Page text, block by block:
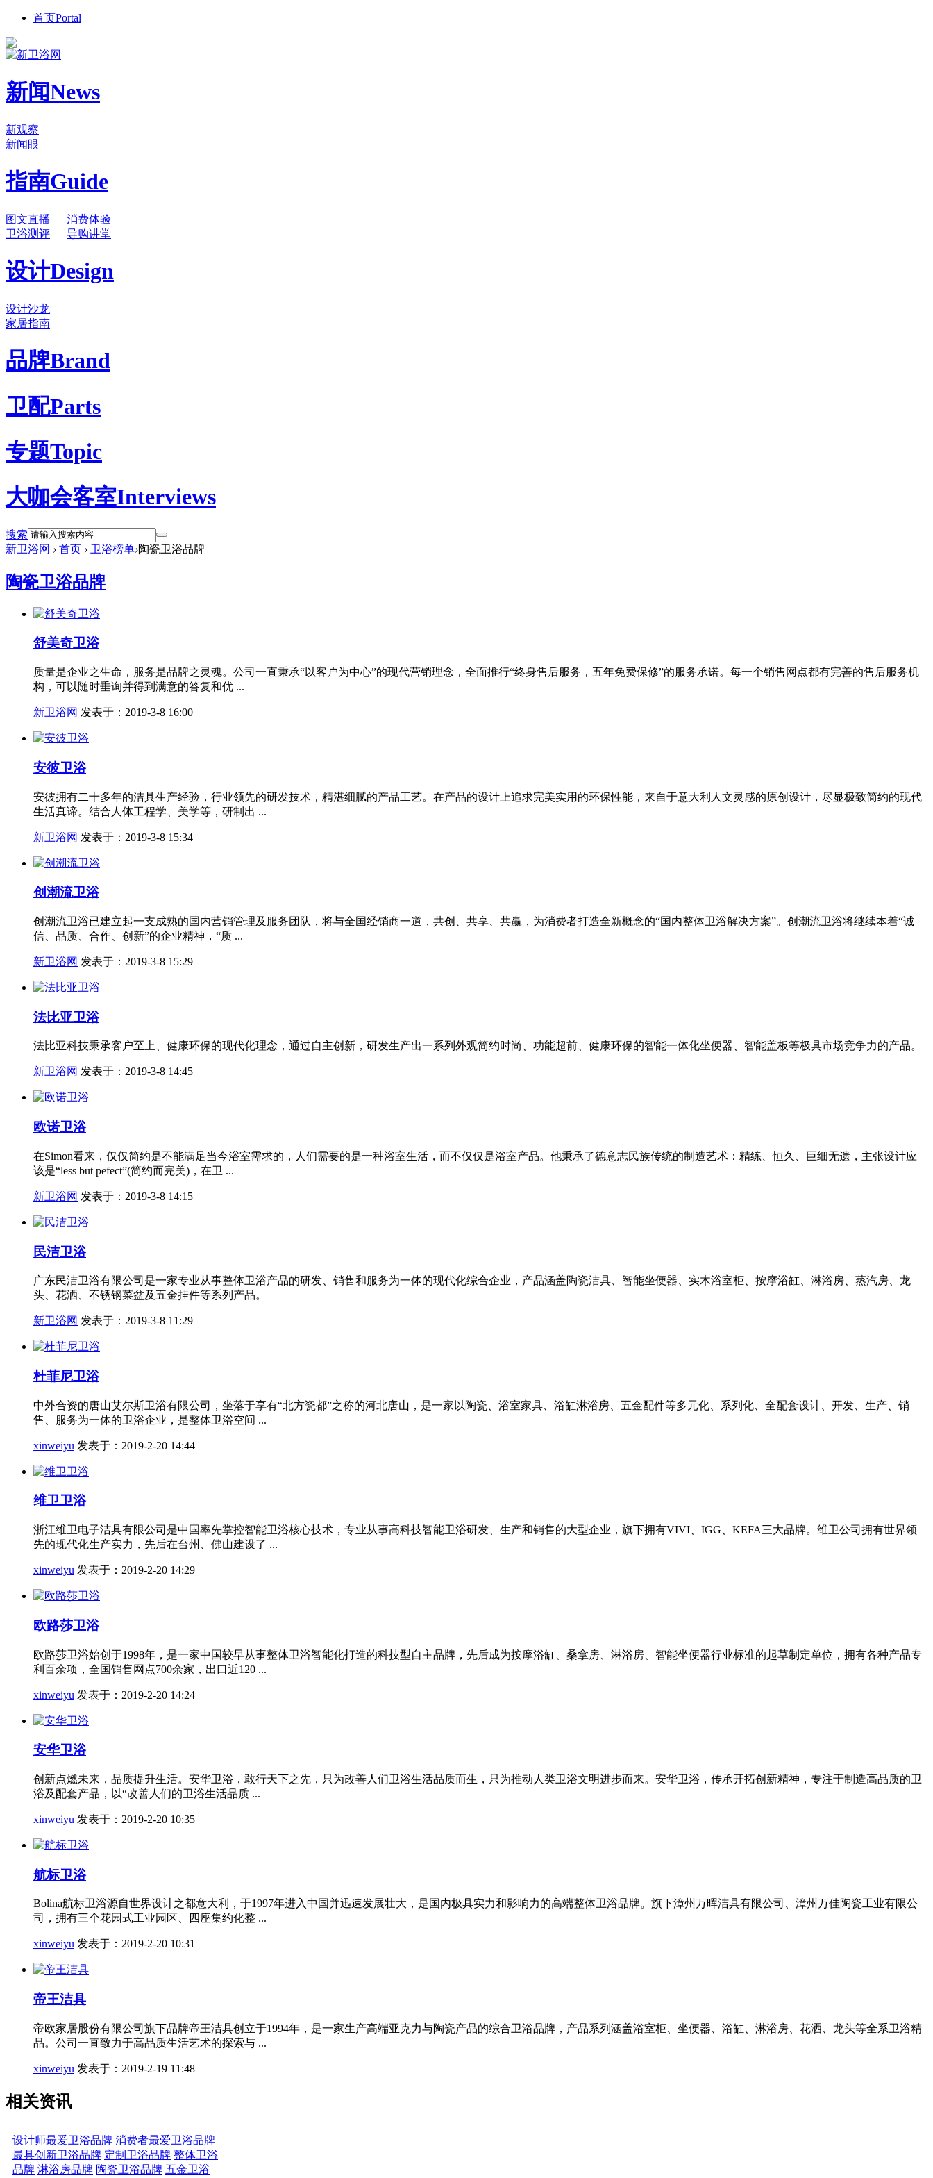
首页Portal
新闻News
新观察
新闻眼
指南Guide
图文直播
消费体验
卫浴测评
导购讲堂
设计Design
设计沙龙
家居指南
品牌Brand
卫配Parts
专题Topic
大咖会客室Interviews
搜索
新卫浴网 › 首页 › 卫浴榜单›陶瓷卫浴品牌
陶瓷卫浴品牌
舒美奇卫浴
质量是企业之生命，服务是品牌之灵魂。公司一直秉承“以客户为中心”的现代营销理念，全面推行“终身售后服务，五年免费保修”的服务承诺。每一个销售网点都有完善的售后服务机
构，可以随时垂询并得到满意的答复和优 ...
新卫浴网 发表于：2019-3-8 16:00
安彼卫浴
安彼拥有二十多年的洁具生产经验，行业领先的研发技术，精湛细腻的产品工艺。在产品的设计上追求完美实用的环保性能，来自于意大利人文灵感的原创设计，尽显极致简约的现代
生活真谛。结合人体工程学、美学等，研制出 ...
新卫浴网 发表于：2019-3-8 15:34
创潮流卫浴
创潮流卫浴已建立起一支成熟的国内营销管理及服务团队，将与全国经销商一道，共创、共享、共赢，为消费者打造全新概念的“国内整体卫浴解决方案”。创潮流卫浴将继续本着“诚
信、品质、合作、创新”的企业精神，“质 ...
新卫浴网 发表于：2019-3-8 15:29
法比亚卫浴
法比亚科技秉承客户至上、健康环保的现代化理念，通过自主创新，研发生产出一系列外观简约时尚、功能超前、健康环保的智能一体化坐便器、智能盖板等极具市场竞争力的产品。
新卫浴网 发表于：2019-3-8 14:45
欧诺卫浴
在Simon看来，仅仅简约是不能满足当今浴室需求的，人们需要的是一种浴室生活，而不仅仅是浴室产品。他秉承了德意志民族传统的制造艺术：精练、恒久、巨细无遗，主张设计应
该是“less but pefect”(简约而完美)，在卫 ...
新卫浴网 发表于：2019-3-8 14:15
民洁卫浴
广东民洁卫浴有限公司是一家专业从事整体卫浴产品的研发、销售和服务为一体的现代化综合企业，产品涵盖陶瓷洁具、智能坐便器、实木浴室柜、按摩浴缸、淋浴房、蒸汽房、龙
头、花洒、不锈钢菜盆及五金挂件等系列产品。
新卫浴网 发表于：2019-3-8 11:29
杜菲尼卫浴
中外合资的唐山艾尔斯卫浴有限公司，坐落于享有“北方瓷都”之称的河北唐山，是一家以陶瓷、浴室家具、浴缸淋浴房、五金配件等多元化、系列化、全配套设计、开发、生产、销
售、服务为一体的卫浴企业，是整体卫浴空间 ...
xinweiyu 发表于：2019-2-20 14:44
维卫卫浴
浙江维卫电子洁具有限公司是中国率先掌控智能卫浴核心技术，专业从事高科技智能卫浴研发、生产和销售的大型企业，旗下拥有VIVI、IGG、KEFA三大品牌。维卫公司拥有世界领
先的现代化生产实力，先后在台州、佛山建设了 ...
xinweiyu 发表于：2019-2-20 14:29
欧路莎卫浴
欧路莎卫浴始创于1998年，是一家中国较早从事整体卫浴智能化打造的科技型自主品牌，先后成为按摩浴缸、桑拿房、淋浴房、智能坐便器行业标准的起草制定单位，拥有各种产品专
利百余项，全国销售网点700余家，出口近120 ...
xinweiyu 发表于：2019-2-20 14:24
安华卫浴
创新点燃未来，品质提升生活。安华卫浴，敢行天下之先，只为改善人们卫浴生活品质而生，只为推动人类卫浴文明进步而来。安华卫浴，传承开拓创新精神，专注于制造高品质的卫
浴及配套产品，以“改善人们的卫浴生活品质 ...
xinweiyu 发表于：2019-2-20 10:35
航标卫浴
Bolina航标卫浴源自世界设计之都意大利，于1997年进入中国并迅速发展壮大，是国内极具实力和影响力的高端整体卫浴品牌。旗下漳州万晖洁具有限公司、漳州万佳陶瓷工业有限公
司，拥有三个花园式工业园区、四座集约化整 ...
xinweiyu 发表于：2019-2-20 10:31
帝王洁具
帝欧家居股份有限公司旗下品牌帝王洁具创立于1994年，是一家生产高端亚克力与陶瓷产品的综合卫浴品牌，产品系列涵盖浴室柜、坐便器、浴缸、淋浴房、花洒、龙头等全系卫浴精
品。公司一直致力于高品质生活艺术的探索与 ...
xinweiyu 发表于：2019-2-19 11:48
相关资讯
设计师最爱卫浴品牌 消费者最爱卫浴品牌
最具创新卫浴品牌 定制卫浴品牌 整体卫浴
品牌 淋浴房品牌 陶瓷卫浴品牌 五金卫浴